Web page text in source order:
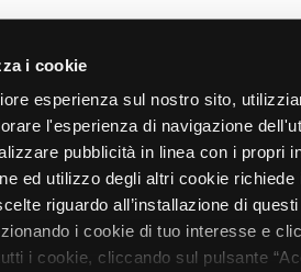
i cookie
esperienza sul nostro sito,
l'esperienza di navigazione
pubblicità in linea con i propri
ed utilizzo degli altri cookie
riguardo all’installazione di
i cookie di tuo interesse e
i cookie, cliccando sul pulsante